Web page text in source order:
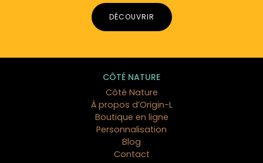
DÉCOUVRIR
CÔTÉ NATURE
Côté Nature
À propos d’Origin-L
Boutique en ligne
Personnalisation
Blog
Contact